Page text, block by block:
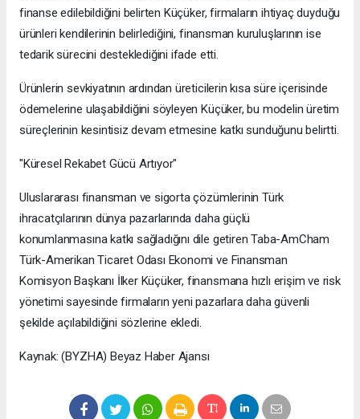
finanse edilebildiğini belirten Küçüker, firmaların ihtiyaç duyduğu
ürünleri kendilerinin belirlediğini, finansman kuruluşlarının ise
tedarik sürecini desteklediğini ifade etti.
Ürünlerin sevkiyatının ardından üreticilerin kısa süre içerisinde
ödemelerine ulaşabildiğini söyleyen Küçüker, bu modelin üretim
süreçlerinin kesintisiz devam etmesine katkı sunduğunu belirtti.
"Küresel Rekabet Gücü Artıyor"
Uluslararası finansman ve sigorta çözümlerinin Türk
ihracatçılarının dünya pazarlarında daha güçlü
konumlanmasına katkı sağladığını dile getiren Taba-AmCham
Türk-Amerikan Ticaret Odası Ekonomi ve Finansman
Komisyon Başkanı İlker Küçüker, finansmana hızlı erişim ve risk
yönetimi sayesinde firmaların yeni pazarlara daha güvenli
şekilde açılabildiğini sözlerine ekledi.
Kaynak: (BYZHA) Beyaz Haber Ajansı